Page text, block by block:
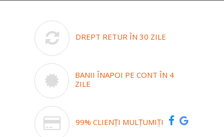
DREPT RETUR ÎN 30 ZILE
BANII ÎNAPOI PE CONT ÎN 4
ZILE
99% CLIENȚI MULȚUMIȚI